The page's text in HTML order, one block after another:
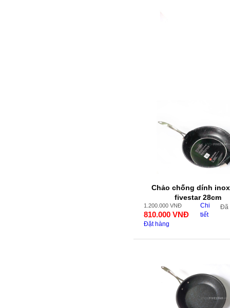
Chảo chống dính
fivestar 28cm
1.200.000 VNĐ
810.000 VNĐ
Đã
Chi
tiết
Đặt hàng